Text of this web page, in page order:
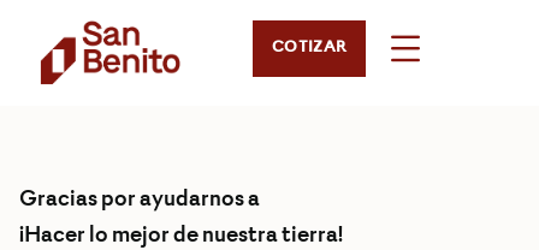
COTIZAR
Gracias por ayudarnos a
¡Hacer lo mejor de nuestra tierra!